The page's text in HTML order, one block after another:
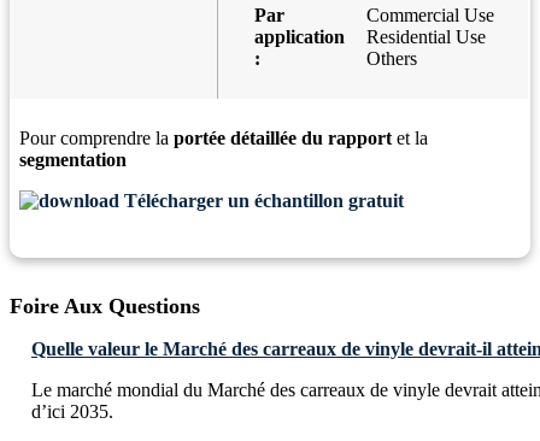
Par
application
:
Commercial Use
Residential Use
Others
Pour comprendre la portée détaillée du rapport et la
segmentation
Télécharger un échantillon gratuit
Foire Aux Questions
Quelle valeur le Marché des carreaux de vinyle devrait-il
Le marché mondial du Marché des carreaux de vinyle devrait
d’ici 2035.